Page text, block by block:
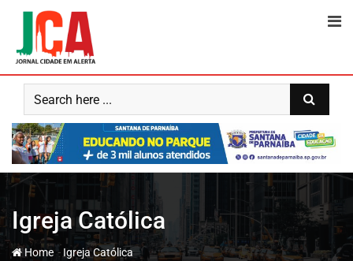
content
Igreja Católica
Home- Igreja Católica